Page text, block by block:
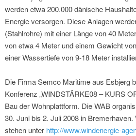
werden etwa 200.000 dänische
Energie versorgen. Diese Anlagen
(Stahlrohre) mit einer Länge von 40
von etwa 4 Meter und einem Gewicht
einer Wassertiefe von 9-18 Meter
Die Firma Semco Maritime aus Esbjerg
Konferenz „WINDSTÄRKE08 – KURS
Bau der Wohnplattform. Die WAB
30. Juni bis 2. Juli 2008 in
stehen unter http://www.windenergie-